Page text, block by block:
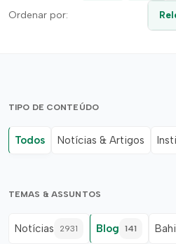
Ordenar por:
TIPO DE CONTEÚDO
Todos Notícias & Artigos
TEMAS & ASSUNTOS
Notícias 2931 Blog 141